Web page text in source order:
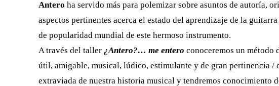
Antero ha servido más para polemizar sobre asuntos de autoría,
aspectos pertinentes acerca el estado del aprendizaje de la
de popularidad mundial de este hermoso instrumento.
A través del taller ¿Antero?… me entero conoceremos un método
útil, amigable, musical, lúdico, estimulante y de gran pertinencia /
extraviada de nuestra historia musical y tendremos conocimiento